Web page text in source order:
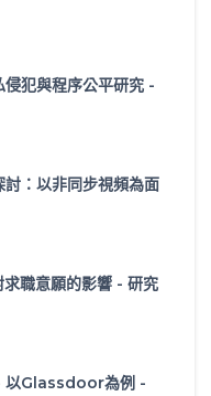
侵犯與程序公平研究 -
討：以非同步視頻為面
職意願的影響 - 研究
以Glassdoor為例 -